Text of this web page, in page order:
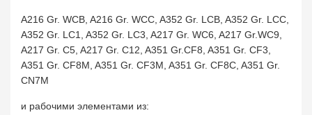
A216 Gr. WCB, A216 Gr. WCC, A352 Gr. LCB, A352 Gr. LCC,
A352 Gr. LC1, A352 Gr. LC3, A217 Gr. WC6, A217 Gr.WC9,
A217 Gr. C5, A217 Gr. C12, A351 Gr.CF8, A351 Gr. CF3,
A351 Gr. CF8M, A351 Gr. CF3M, A351 Gr. CF8C, A351 Gr.
CN7M
и рабочими элементами из: